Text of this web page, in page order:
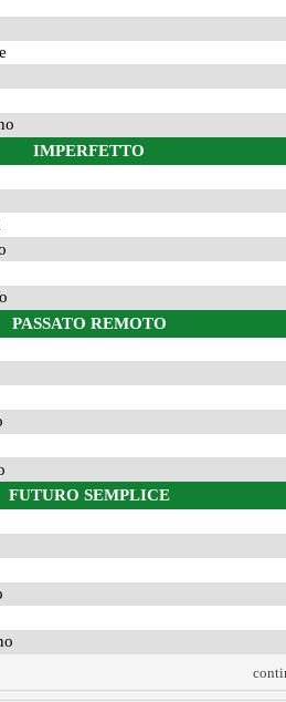
IMPERFETTO
PASSATO REMOTO
FUTURO SEMPLICE